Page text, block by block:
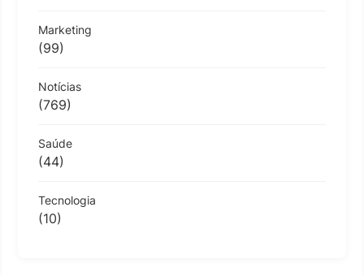
Marketing
(99)
Notícias
(769)
Saúde
(44)
Tecnologia
(10)